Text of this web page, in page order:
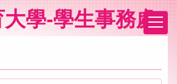
大學-學生事務處